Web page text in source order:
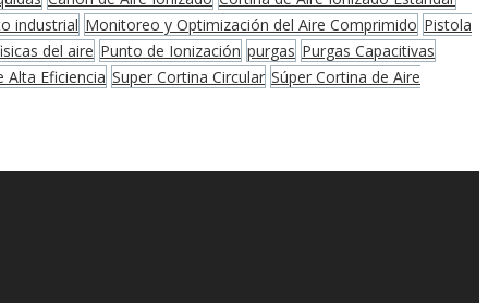
industrial Monitoreo y Optimización del Aire Comprimido Pistola
del aire Punto de Ionización purgas Purgas Capacitivas
Alta Eficiencia Super Cortina Circular Súper Cortina de Aire